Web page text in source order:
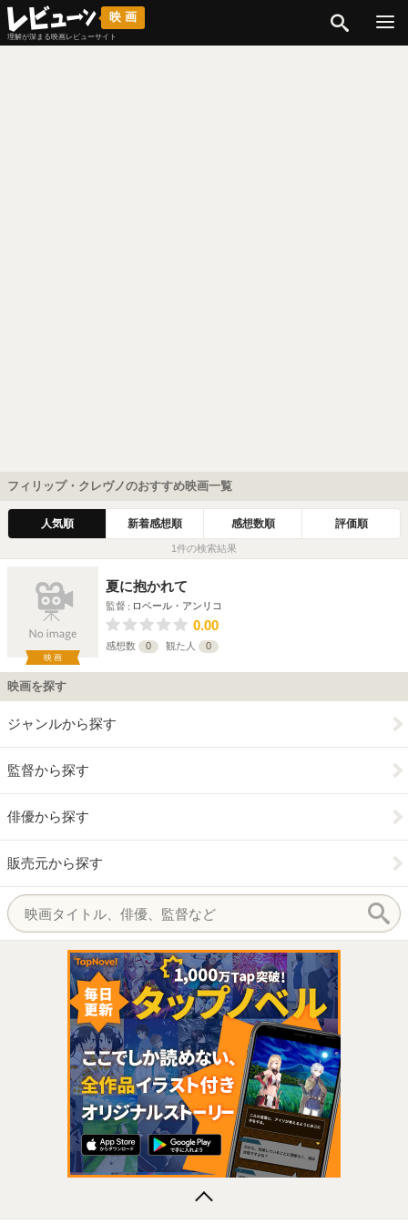
映画
理解が深まる映画レビューサイト
フィリップ・クレヴノのおすすめ映画一覧
人気順 新着感想順 感想数順 評価順
1件の検索結果
映画
夏に抱かれて
監督 ロベール・アンリコ
0.00
感想数 0 観た人 0
映画を探す
ジャンルから探す
監督から探す
俳優から探す
販売元から探す